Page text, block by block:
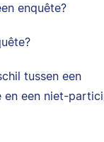
enquête?
tussen een
en een niet-